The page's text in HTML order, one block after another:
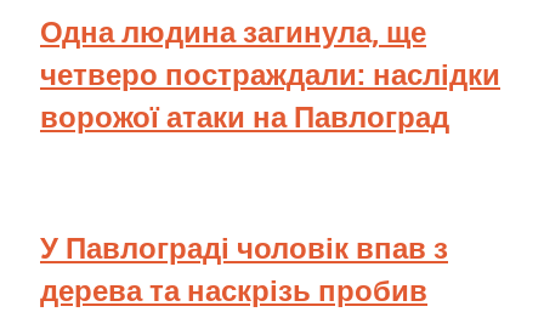
Одна людина загинула, ще
четверо постраждали: наслідки
ворожої атаки на Павлоград
У Павлограді чоловік впав з
дерева та наскрізь пробив